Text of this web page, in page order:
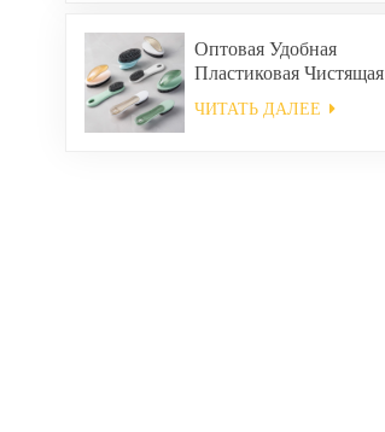
Оптовая Удобная
Пластиковая Чистящая
Щетка
ЧИТАТЬ ДАЛЕЕ